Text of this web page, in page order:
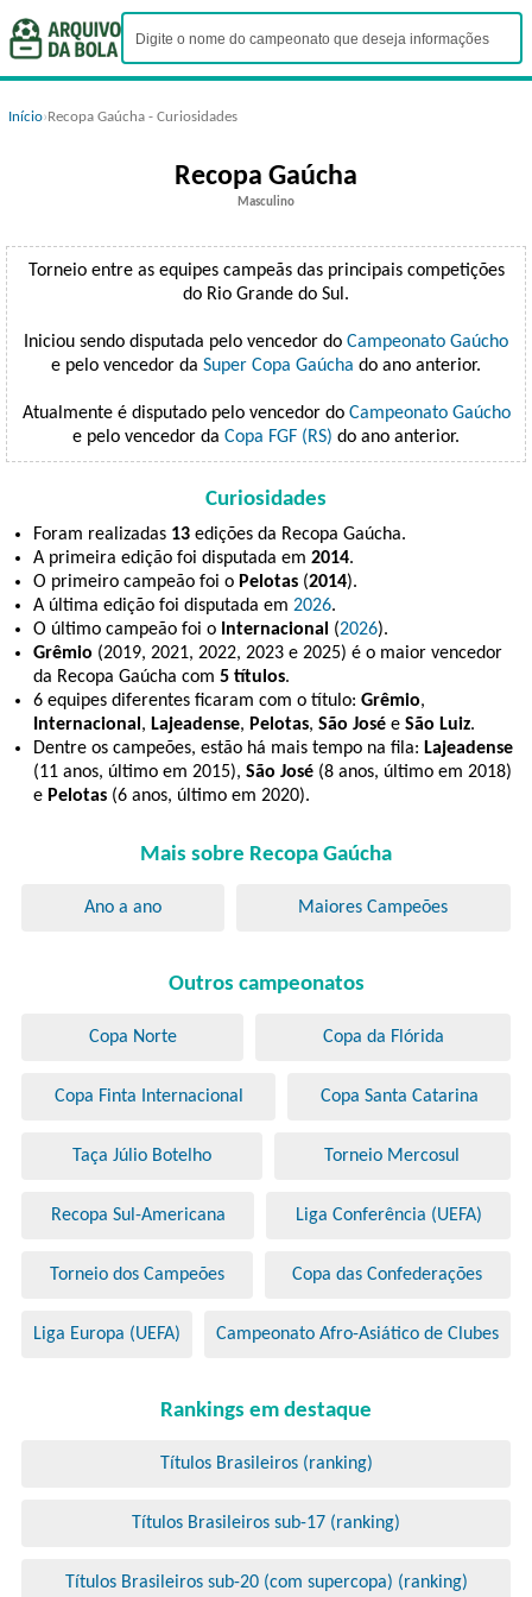
Início›Recopa Gaúcha - Curiosidades
Recopa Gaúcha
Masculino
Torneio entre as equipes campeãs das principais competições
do Rio Grande do Sul.
Iniciou sendo disputada pelo vencedor do Campeonato Gaúcho
e pelo vencedor da Super Copa Gaúcha do ano anterior.
Atualmente é disputado pelo vencedor do Campeonato Gaúcho
e pelo vencedor da Copa FGF (RS) do ano anterior.
Curiosidades
Foram realizadas 13 edições da Recopa Gaúcha.
A primeira edição foi disputada em 2014.
O primeiro campeão foi o Pelotas (2014).
A última edição foi disputada em 2026.
O último campeão foi o Internacional (2026).
Grêmio (2019, 2021, 2022, 2023 e 2025) é o maior vencedor
da Recopa Gaúcha com 5 títulos.
6 equipes diferentes ficaram com o título: Grêmio,
Internacional , Lajeadense, Pelotas, São José e São Luiz.
Dentre os campeões, estão há mais tempo na fila: Lajeadense
(11 anos, último em 2015), São José (8 anos, último em 2018)
e Pelotas (6 anos, último em 2020).
Mais sobre Recopa Gaúcha
Ano a ano Maiores Campeões
Outros campeonatos
Copa Norte Copa da Flórida
Copa Finta Internacional Copa Santa Catarina
Taça Júlio Botelho Torneio Mercosul
Recopa Sul-Americana Liga Conferência (UEFA)
Torneio dos Campeões Copa das Confederações
Liga Europa (UEFA) Campeonato Afro-Asiático de Clubes
Rankings em destaque
Títulos Brasileiros (ranking)
Títulos Brasileiros sub-17 (ranking)
Títulos Brasileiros sub-20 (com supercopa) (ranking)